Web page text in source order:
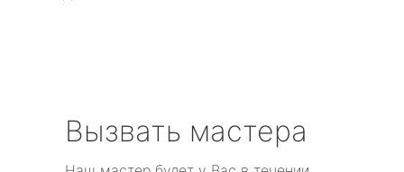
Вызвать мастера